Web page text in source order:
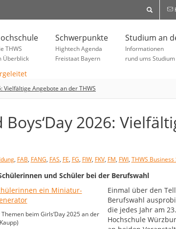
THWS
Überblick
Schwerpunkte
Hightech Agenda
Freistaat Bayern
Studium an
Informationen
rund ums Studium
Vielfältige Angebote an der THWS
Boys‘Day 2026:
, FAB, FANG, FAS, FE, FG, FIW, FKV, FM, FWI, THWS Business
und Schüler bei der Berufswahl
beim Girls‘Day 2025 an der
Einmal über den
Berufswahl
die jedes Jahr am
Hochschule